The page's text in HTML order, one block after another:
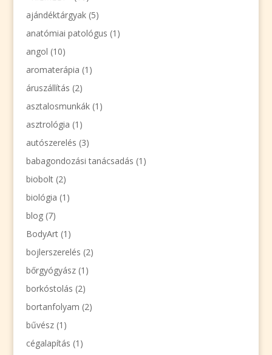
ajándéktárgyak(5)
anatómiai patológus (1)
angol (10)
aromaterápia (1)
áruszállítás (2)
asztalosmunkák(1)
asztrológia (1)
autószerelés (3)
babagondozási tanácsadás (1)
biobolt(2)
biológia (1)
blog(7)
BodyArt(1)
bojlerszerelés (2)
bőrgyógyász(1)
borkóstolás (2)
bortanfolyam (2)
bűvész(1)
cégalapítás (1)